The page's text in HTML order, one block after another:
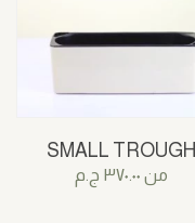
SMALL TROUGH
من ٣٧٠.٠٠ ج.م